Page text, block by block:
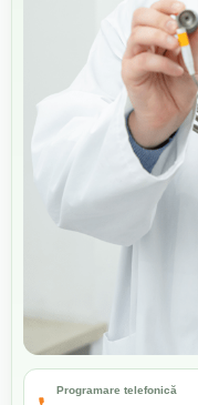
Programare telefonică